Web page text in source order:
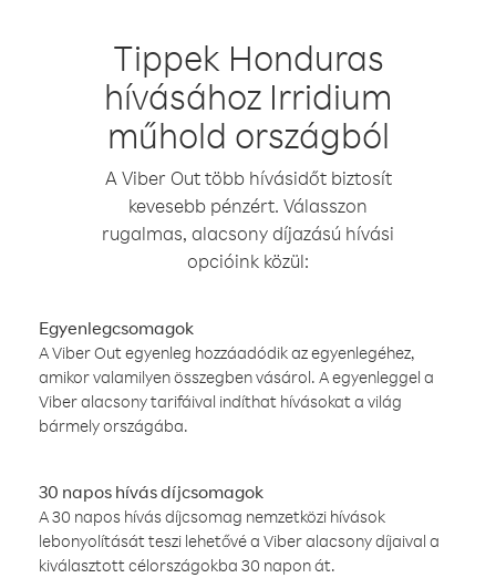
Tippek Honduras
hívásához Irridium
műhold országból
A Viber Out több hívásidőt biztosít
kevesebb pénzért. Válasszon
rugalmas, alacsony díjazású hívási
opcióink közül:
Egyenlegcsomagok
A Viber Out egyenleg hozzáadódik az egyenlegéhez,
amikor valamilyen összegben vásárol. A egyenleggel a
Viber alacsony tarifáival indíthat hívásokat a világ
bármely országába.
30 napos hívás díjcsomagok
A 30 napos hívás díjcsomag nemzetközi hívások
lebonyolítását teszi lehetővé a Viber alacsony díjaival a
kiválasztott célországokba 30 napon át.